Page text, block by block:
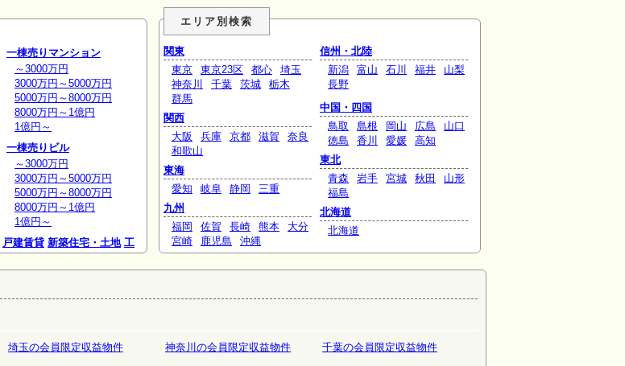
一棟売りマンション
～3000万円
3000万円～5000万円
5000万円～8000万円
8000万円～1億円
1億円～
一棟売りビル
～3000万円
3000万円～5000万円
5000万円～8000万円
8000万円～1億円
1億円～
戸建賃貸 新築住宅・土地 工
エリア別検索
関東
東京
東京23区 都心
埼玉
神奈川
千葉 茨城
栃木
群馬
関西
大阪
兵庫 京都 滋賀
奈良
和歌山
東海
愛知
岐阜 静岡
三重
九州
福岡
佐賀 長崎 熊本
大分
宮崎
鹿児島 沖縄
信州・北陸
新潟
富山 石川 福井
山梨
長野
中国・四国
鳥取
島根 岡山 広島
山口
徳島
香川 愛媛
高知
東北
青森
岩手 宮城 秋田
山形
福島
北海道
北海道
埼玉の会員限定収益物件 神奈川の会員限定収益物件
千葉の会員限定収益物件